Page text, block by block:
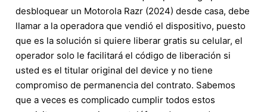
desbloquear un Motorola Razr (2024) desde casa, debe
llamar a la operadora que vendió el dispositivo, puesto
que es la solución si quiere liberar gratis su celular, el
operador solo le facilitará el código de liberación si
usted es el titular original del device y no tiene
compromiso de permanencia del contrato. Sabemos
que a veces es complicado cumplir todos estos